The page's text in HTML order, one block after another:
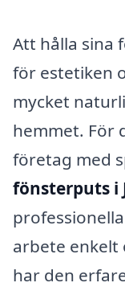
Att hålla sina
för estetiken
mycket
hemmet. För
företag med
fönsterputs i
arbete enkelt
har den